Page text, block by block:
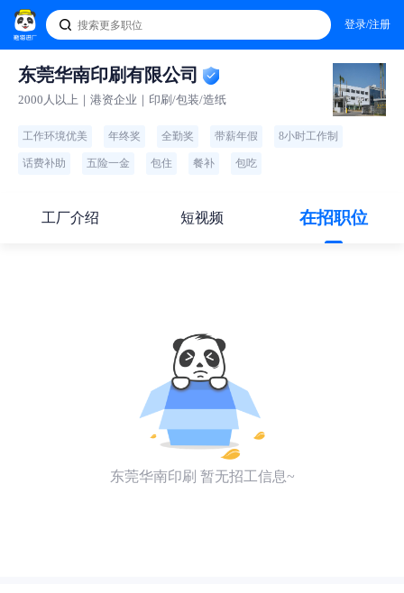
登录/注册
东莞华南印刷有限公司
2000人以上｜港资企业｜印刷/包装/造纸
工作环境优美 年终奖 全勤奖 带薪年假 8小时工作制
话费补助 五险一金 包住 餐补 包吃
工厂介绍 短视频 在招职位
东莞华南印刷 暂无招工信息~